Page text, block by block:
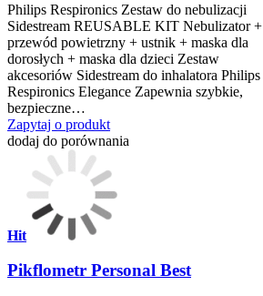
Philips Respironics Zestaw do nebulizacji
Sidestream REUSABLE KIT Nebulizator +
przewód powietrzny + ustnik + maska dla
dorosłych + maska dla dzieci Zestaw
akcesoriów Sidestream do inhalatora Philips
Respironics Elegance Zapewnia szybkie,
bezpieczne…
Zapytaj o produkt
dodaj do porównania
Hit
Pikflometr Personal Best